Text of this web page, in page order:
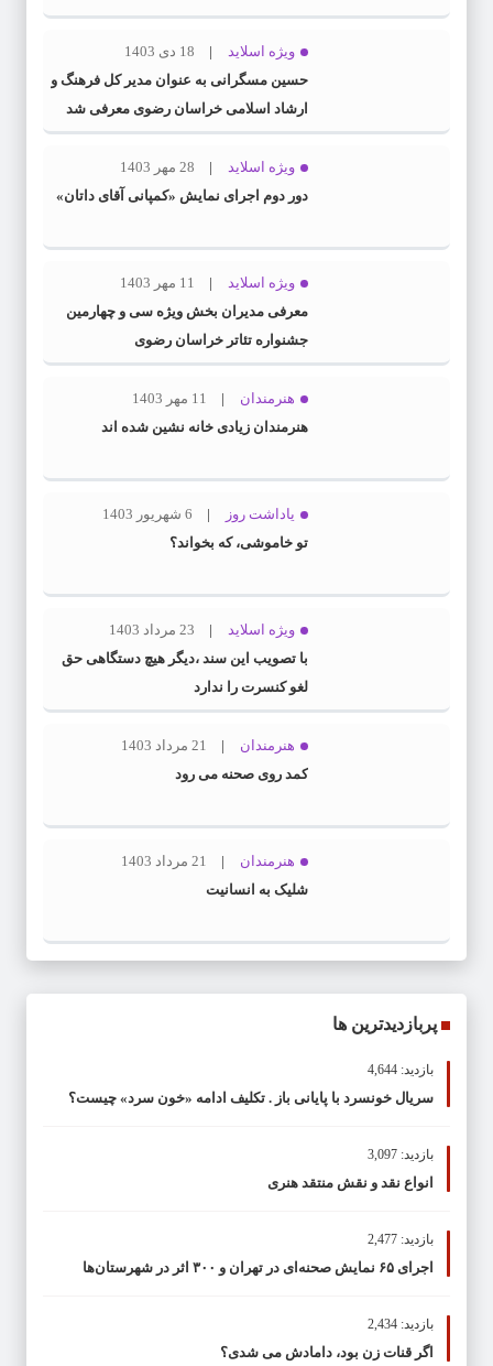
ویژه اسلاید
18 دی 1403
حسین مسگرانی به عنوان مدیر کل فرهنگ و
ارشاد اسلامی خراسان رضوی معرفی شد
ویژه اسلاید
28 مهر 1403
دور دوم اجرای نمایش «کمپانی آقای داتان»
ویژه اسلاید
11 مهر 1403
معرفی مدیران بخش ویژه سی و چهارمین
جشنواره تئاتر خراسان رضوی
هنرمندان
11 مهر 1403
هنرمندان زیادی خانه نشین شده اند
یاداشت روز
6 شهریور 1403
تو خاموشی، که بخواند؟
ویژه اسلاید
23 مرداد 1403
با تصویب این سند ،دیگر هیچ دستگاهی حق
لغو کنسرت را ندارد
هنرمندان
21 مرداد 1403
کمد روی صحنه می رود
هنرمندان
21 مرداد 1403
شلیک به انسانیت
پربازدیدترین ها
بازدید: 4,644
سریال خونسرد با پایانی باز . تکلیف ادامه «خون سرد» چیست؟
بازدید: 3,097
انواع نقد و نقش منتقد هنری
بازدید: 2,477
اجرای ۶۵ نمایش صحنه‌ای در تهران و ۳۰۰ اثر در شهرستان‌ها
بازدید: 2,434
اگر قنات زن بود، دامادش می شدی؟